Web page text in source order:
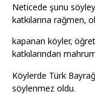
Neticede şunu
katkılarına rağmen,
kapanan köyler,
katkılarından mahrum
Köylerde Türk
söylenmez oldu.